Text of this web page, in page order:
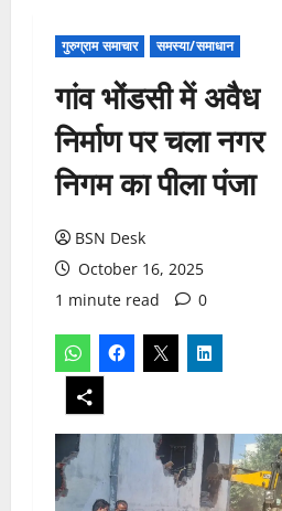
गुरुग्राम समाचार समस्या/समाधान
गांव भोंडसी में अवैध
निर्माण पर चला नगर
निगम का पीला पंजा
BSN Desk
October 16, 2025
1 minute read
0